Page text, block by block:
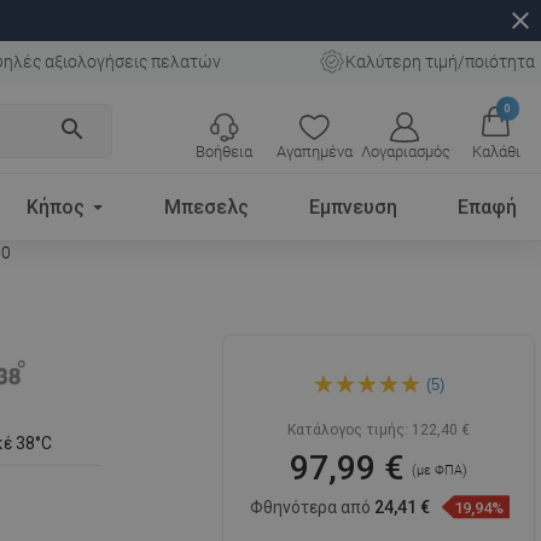
close
αξιολογήσεις πελατών Καλύτερη τιμή/ποιότητα
search
Αγαπημένα Λογαριασμός
0
Καλάθι
Βοήθεια
Κήπος Μπεσελς Εμπνευση Επαφή
38°C
μπαταρία μπανιέρας, χρυσή
(5)
Κατάλογος τιμής: 122,40 €
97,99 €(με ΦΠΑ)
Φθηνότερα από 24,41 € 19,94%